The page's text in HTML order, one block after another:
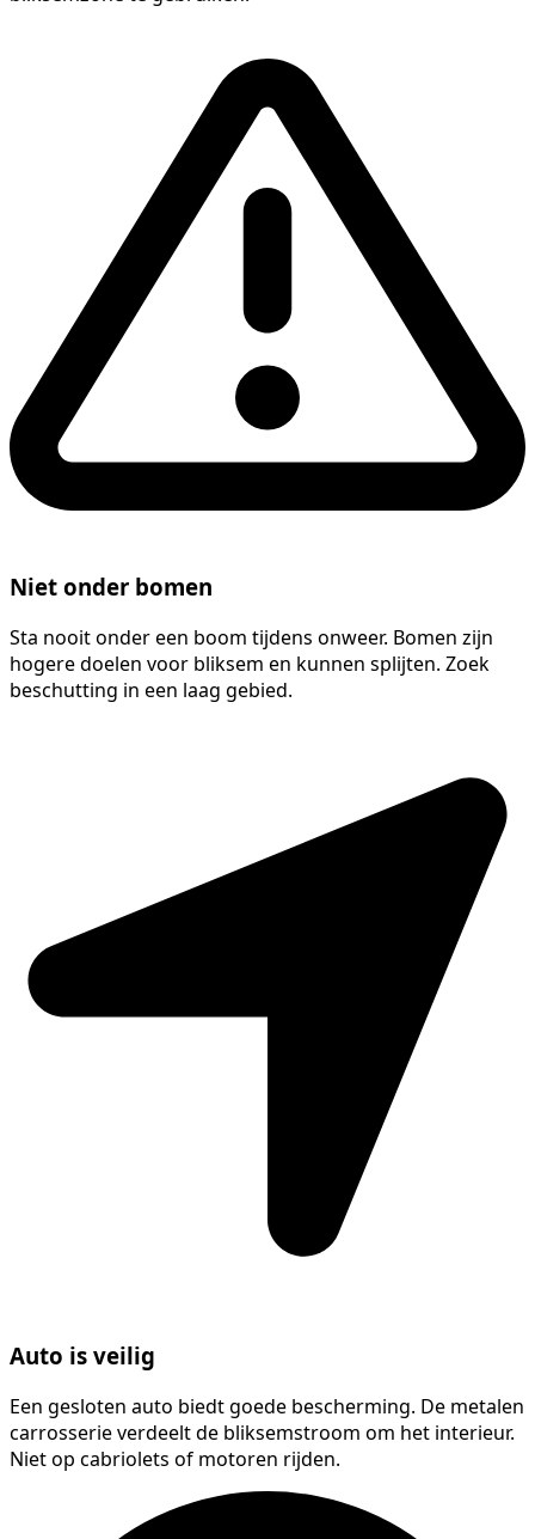
Niet onder bomen
Sta nooit onder een boom tijdens onweer. Bomen zijn
hogere doelen voor bliksem en kunnen splijten. Zoek
beschutting in een laag gebied.
Auto is veilig
Een gesloten auto biedt goede bescherming. De metalen
carrosserie verdeelt de bliksemstroom om het interieur.
Niet op cabriolets of motoren rijden.